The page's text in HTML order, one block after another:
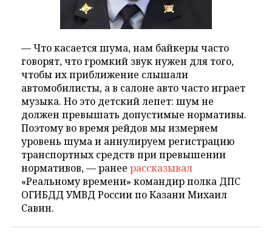
— Что касается шума, нам байкеры часто
говорят, что громкий звук нужен для того,
чтобы их приближение слышали
автомобилисты, а в салоне авто часто играет
музыка. Но это детский лепет: шум не
должен превышать допустимые нормативы.
Поэтому во время рейдов мы измеряем
уровень шума и аннулируем регистрацию
транспортных средств при превышении
нормативов, — ранее рассказывал
«Реальному времени» командир полка ДПС
ОГИБДД УМВД России по Казани Михаил
Савин.